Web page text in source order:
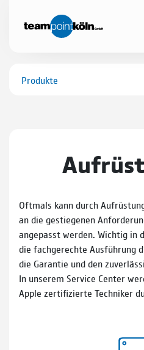
Produkte
Oftmals kann durch
an die gestiegenen
angepasst werden. Wichtig in
die fachgerechte Ausführung
die Garantie und den
In unserem Service Center
Apple zertifizierte Techniker